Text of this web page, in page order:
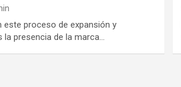
este proceso de expansión y
presencia de la marca…